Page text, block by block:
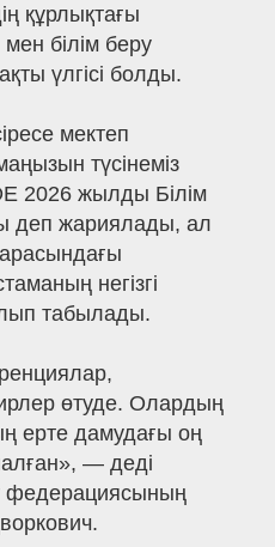
құрлықтағы
білім беру
үлгісі болды.
мектеп
түсінеміз
2026 жылды Білім
деп жариялады, ал
негізгі
табылады.
өтуде. Олардың
ерте дамудағы оң
— деді
федерациясының